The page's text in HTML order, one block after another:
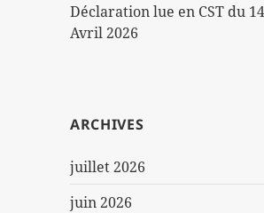
Déclaration lue en CST du 14
Avril 2026
ARCHIVES
juillet 2026
juin 2026